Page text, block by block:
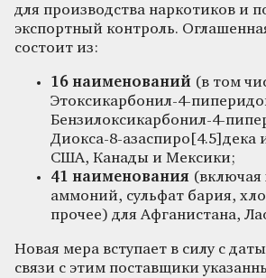
для производства наркотиков и
экспортный контроль.
состоит из:
16 наименований (в том
Этоксикарбонил-4-
Бензилоксикарбонил-4-
Диокса-8-азаспиро[4.5]дека
США, Канады и Мексики;
41 наименования
аммоний, сульфат бария,
прочее) для Афганистана,
Новая мера вступает в силу с
связи с этим поставщики